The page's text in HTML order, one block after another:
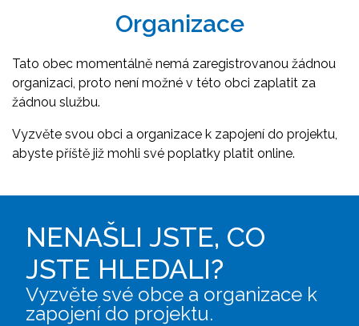
Organizace
Tato obec momentálně nemá zaregistrovanou žádnou
organizaci, proto není možné v této obci zaplatit za
žádnou službu.
Vyzvěte svou obci a organizace k zapojení do projektu,
abyste příště již mohli své poplatky platit online.
NENAŠLI JSTE, CO
JSTE HLEDALI?
Vyzvěte své obce a organizace k
zapojení do projektu.